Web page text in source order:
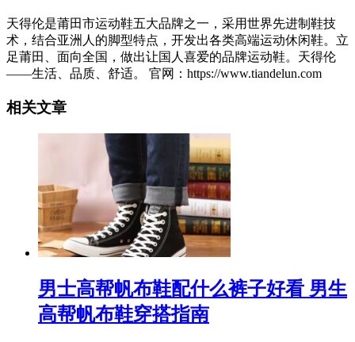
天得伦是莆田市运动鞋五大品牌之一，采用世界先进制鞋技
术，结合亚洲人的脚型特点，开发出各类高端运动休闲鞋。立
足莆田、面向全国，做出让国人喜爱的品牌运动鞋。天得伦
——生活、品质、舒适。 官网：https://www.tiandelun.com
相关文章
男士高帮帆布鞋配什么裤子好看 男生
高帮帆布鞋穿搭指南